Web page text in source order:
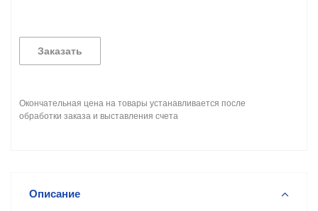
Заказать
Окончательная цена на товары устанавливается после
обработки заказа и выставления счета
Описание